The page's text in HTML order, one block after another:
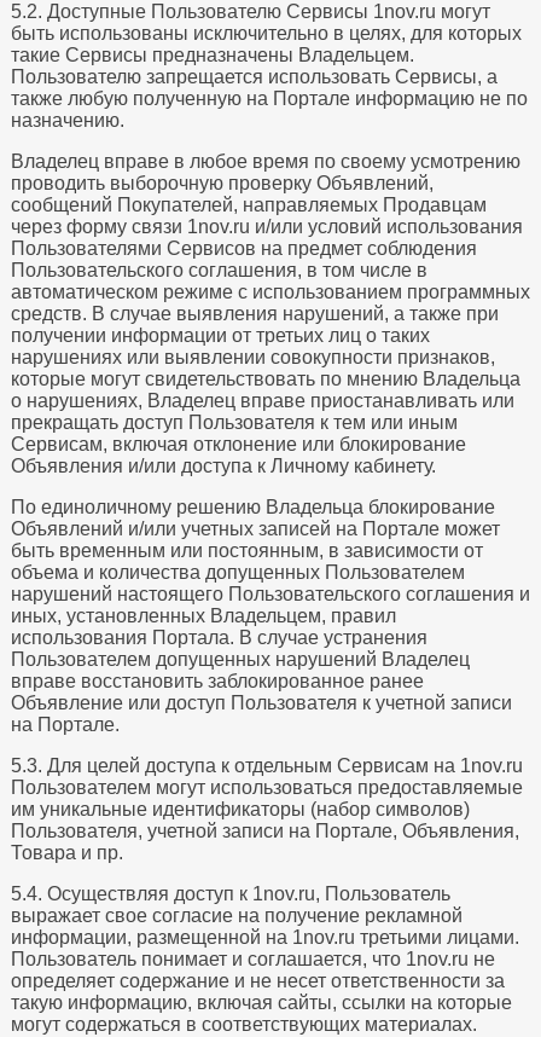
5.2. Доступные Пользователю Сервисы 1nov.ru могут
быть использованы исключительно в целях, для которых
такие Сервисы предназначены Владельцем.
Пользователю запрещается использовать Сервисы, а
также любую полученную на Портале информацию не по
назначению.
Владелец вправе в любое время по своему усмотрению
проводить выборочную проверку Объявлений,
сообщений Покупателей, направляемых Продавцам
через форму связи 1nov.ru и/или условий использования
Пользователями Сервисов на предмет соблюдения
Пользовательского соглашения, в том числе в
автоматическом режиме с использованием программных
средств. В случае выявления нарушений, а также при
получении информации от третьих лиц о таких
нарушениях или выявлении совокупности признаков,
которые могут свидетельствовать по мнению Владельца
о нарушениях, Владелец вправе приостанавливать или
прекращать доступ Пользователя к тем или иным
Сервисам, включая отклонение или блокирование
Объявления и/или доступа к Личному кабинету.
По единоличному решению Владельца блокирование
Объявлений и/или учетных записей на Портале может
быть временным или постоянным, в зависимости от
объема и количества допущенных Пользователем
нарушений настоящего Пользовательского соглашения и
иных, установленных Владельцем, правил
использования Портала. В случае устранения
Пользователем допущенных нарушений Владелец
вправе восстановить заблокированное ранее
Объявление или доступ Пользователя к учетной записи
на Портале.
5.3. Для целей доступа к отдельным Сервисам на 1nov.ru
Пользователем могут использоваться предоставляемые
им уникальные идентификаторы (набор символов)
Пользователя, учетной записи на Портале, Объявления,
Товара и пр.
5.4. Осуществляя доступ к 1nov.ru, Пользователь
выражает свое согласие на получение рекламной
информации, размещенной на 1nov.ru третьими лицами.
Пользователь понимает и соглашается, что 1nov.ru не
определяет содержание и не несет ответственности за
такую информацию, включая сайты, ссылки на которые
могут содержаться в соответствующих материалах.